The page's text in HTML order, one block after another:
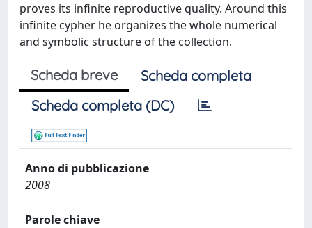
proves its infinite reproductive quality. Around this
infinite cypher he organizes the whole numerical
and symbolic structure of the collection.
Scheda breve
Scheda completa
Scheda completa (DC)
Anno di pubblicazione
2008
Parole chiave